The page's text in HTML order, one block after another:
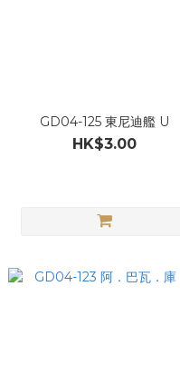
GD04-125 東尼迪艦 U
HK$3.00